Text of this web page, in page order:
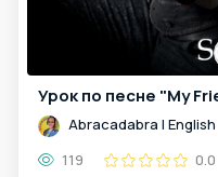
Abracadabra | English
119
0.0